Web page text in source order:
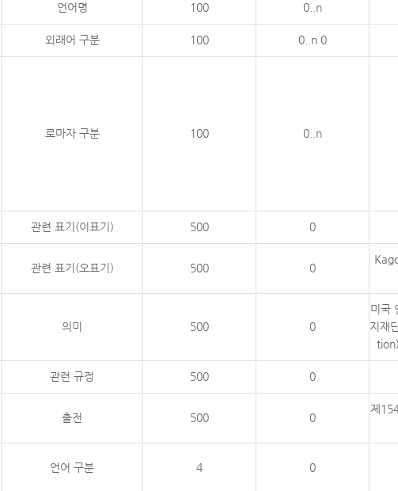
언어명 100 0..n
외래어 구분 100 0..n 0
로마자 구분 100 0..n
관련 표기(이표기) 500 0
관련 표기(오표기) 500 0
의미 500 0
미국
지재
관련 규정 500 0
출전 500 0
제
언어 구분 4 0